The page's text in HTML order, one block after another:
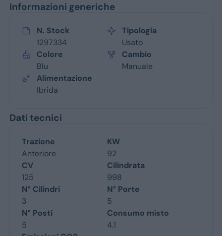
Opel
Vedi tutti i marchi
Informazioni generiche
N. Stock
1297334
Tipologia
Usato
Colore
Blu
Cambio
Manuale
Alimentazione
Ibrida
Dati tecnici
Trazione
Anteriore
KW
92
CV
125
Cilindrata
998
N° Cilindri
3
N° Porte
5
N° Posti
5
Consumo misto
4.1